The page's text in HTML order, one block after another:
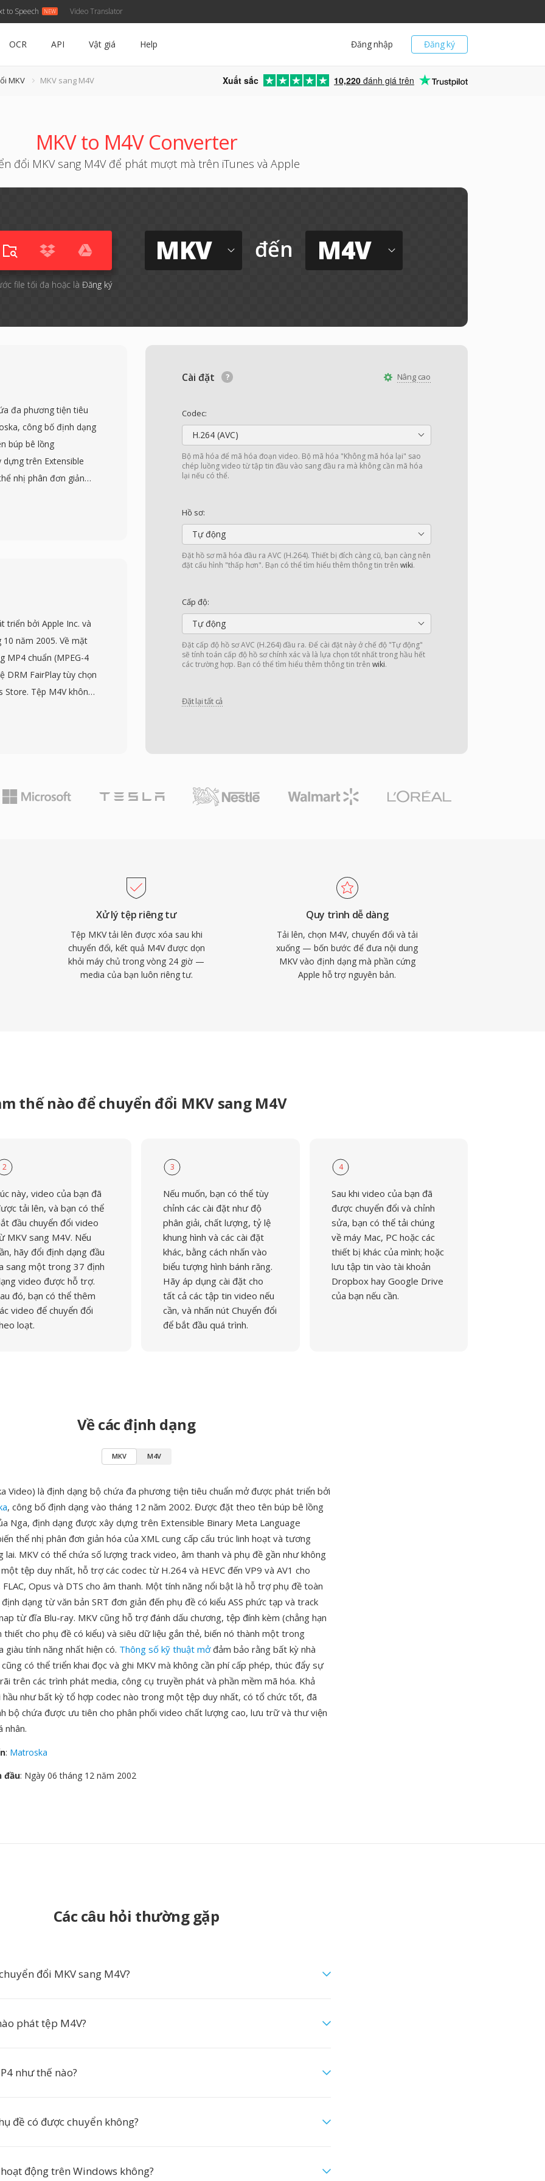
to Speech Video Translator
Đăng ký
Đăng nhập
OCR API Vật giá Help
MKV MKV sang M4V Xuất sắc 10,220 đánh giá trên
MKV to M4V Converter
đổi MKV sang M4V để phát mượt mà trên iTunes và Apple
file tối đa hoặc là Đăng ký
MKV đến M4V
Nâng cao
Cài đặt
Codec:
H.264 (AVC)
Bộ mã hóa để mã hóa đoạn video. Bộ mã hóa "Không mã hóa lại" sao
chép luồng video từ tập tin đầu vào sang đầu ra mà không cần mã hóa
lại nếu có thể.
Hồ sơ:
Tự động
Đặt hồ sơ mã hóa đầu ra AVC (H.264). Thiết bị đích càng cũ, bạn càng nên
đặt cấu hình "thấp hơn". Bạn có thể tìm hiểu thêm thông tin trên wiki.
Cấp độ:
Tự động
Đặt cấp độ hồ sơ AVC (H.264) đầu ra. Để cài đặt này ở chế độ "Tự động"
sẽ tính toán cấp độ hồ sơ chính xác và là lựa chọn tốt nhất trong hầu hết
các trường hợp. Bạn có thể tìm hiểu thêm thông tin trên wiki.
Đặt lại tất cả
đa phương tiện tiêu
công bố định dạng
búp bê lồng
trên Extensible
nhị phân đơn giản
tương thích với tương
từ đĩa Blu-ray. MKV
liệu gắn thẻ, biến nó
nhất hiện có.
nhà phát triển nào
cần phí cấp phép,
media, công cụ
đóng gói hầu như
triển bởi Apple Inc. và
năm 2005. Về mặt
MP4 chuẩn (MPEG-4
DRM FairPlay tùy chọn
Tệp M4V không
trình phát nào xử lý
nội dung iTunes với
dung mua được bảo
Định dạng đã đạt
nền tảng thống
trình TV. Khả
lớn hơn đồng nghĩa
M4V không có DRM có
sửa hoặc chuyển
Xử lý tệp riêng tư
Tệp MKV tải lên được xóa sau khi
chuyển đổi, kết quả M4V được dọn
khỏi máy chủ trong vòng 24 giờ —
media của bạn luôn riêng tư.
Quy trình dễ dàng
Tải lên, chọn M4V, chuyển đổi và tải
xuống — bốn bước để đưa nội dung
MKV vào định dạng mà phần cứng
Apple hỗ trợ nguyên bản.
thế nào để chuyển đổi MKV sang M4V
2
này, video của bạn đã
tải lên, và bạn có thể
đầu chuyển đổi video
MKV sang M4V. Nếu
hãy đổi định dạng đầu
sang một trong 37 định
video được hỗ trợ.
đó, bạn có thể thêm
video để chuyển đổi
loạt.
3
Nếu muốn, bạn có thể tùy
chỉnh các cài đặt như độ
phân giải, chất lượng, tỷ lệ
khung hình và các cài đặt
khác, bằng cách nhấn vào
biểu tượng hình bánh răng.
Hãy áp dụng cài đặt cho
tất cả các tập tin video nếu
cần, và nhấn nút Chuyển đổi
để bắt đầu quá trình.
4
Sau khi video của bạn đã
được chuyển đổi và chỉnh
sửa, bạn có thể tải chúng
về máy Mac, PC hoặc các
thiết bị khác của mình; hoặc
lưu tập tin vào tài khoản
Dropbox hay Google Drive
của bạn nếu cần.
Về các định dạng
MKV M4V
Video) là định dạng bộ chứa đa phương tiện tiêu chuẩn mở được phát triển bởi
, công bố định dạng vào tháng 12 năm 2002. Được đặt theo tên búp bê lồng
Nga, định dạng được xây dựng trên Extensible Binary Meta Language
thể nhị phân đơn giản hóa của XML cung cấp cấu trúc linh hoạt và tương
lai. MKV có thể chứa số lượng track video, âm thanh và phụ đề gần như không
tệp duy nhất, hỗ trợ các codec từ H.264 và HEVC đến VP9 và AV1 cho
FLAC, Opus và DTS cho âm thanh. Một tính năng nổi bật là hỗ trợ phụ đề toàn
dạng từ văn bản SRT đơn giản đến phụ đề có kiểu ASS phức tạp và track
từ đĩa Blu-ray. MKV cũng hỗ trợ đánh dấu chương, tệp đính kèm (chẳng hạn
thiết cho phụ đề có kiểu) và siêu dữ liệu gắn thẻ, biến nó thành một trong
giàu tính năng nhất hiện có. Thông số kỹ thuật mởđảm bảo rằng bất kỳ nhà
có thể triển khai đọc và ghi MKV mà không cần phí cấp phép, thúc đẩy sự
trên các trình phát media, công cụ truyền phát và phần mềm mã hóa. Khả
hầu như bất kỳ tổ hợp codec nào trong một tệp duy nhất, có tổ chức tốt, đã
bộ chứa được ưu tiên cho phân phối video chất lượng cao, lưu trữ và thư viện
nhân.
: Matroska
đầu: Ngày 06 tháng 12 năm 2002
Các câu hỏi thường gặp
đổi MKV sang M4V?
phát tệp M4V?
như thế nào?
đề có được chuyển không?
động trên Windows không?